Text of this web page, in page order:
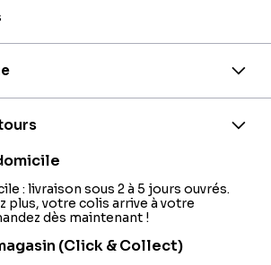
: livraison sous 2 à 5 jours ouvrés.
plus, votre colis arrive à votre
dès maintenant !
(Click & Collect)